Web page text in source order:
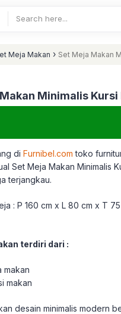
Meja Makan › Set Meja Makan
Minimalis Kursi
di Furnibel.com toko
Set Meja Makan Minimalis
terjangkau.
: P 160 cm x L 80 cm x T
terdiri dari :
makan
makan
desain minimalis modern